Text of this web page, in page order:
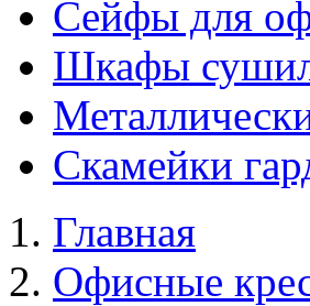
Сейфы для
Шкафы
Скамейки
Главная
Офисные